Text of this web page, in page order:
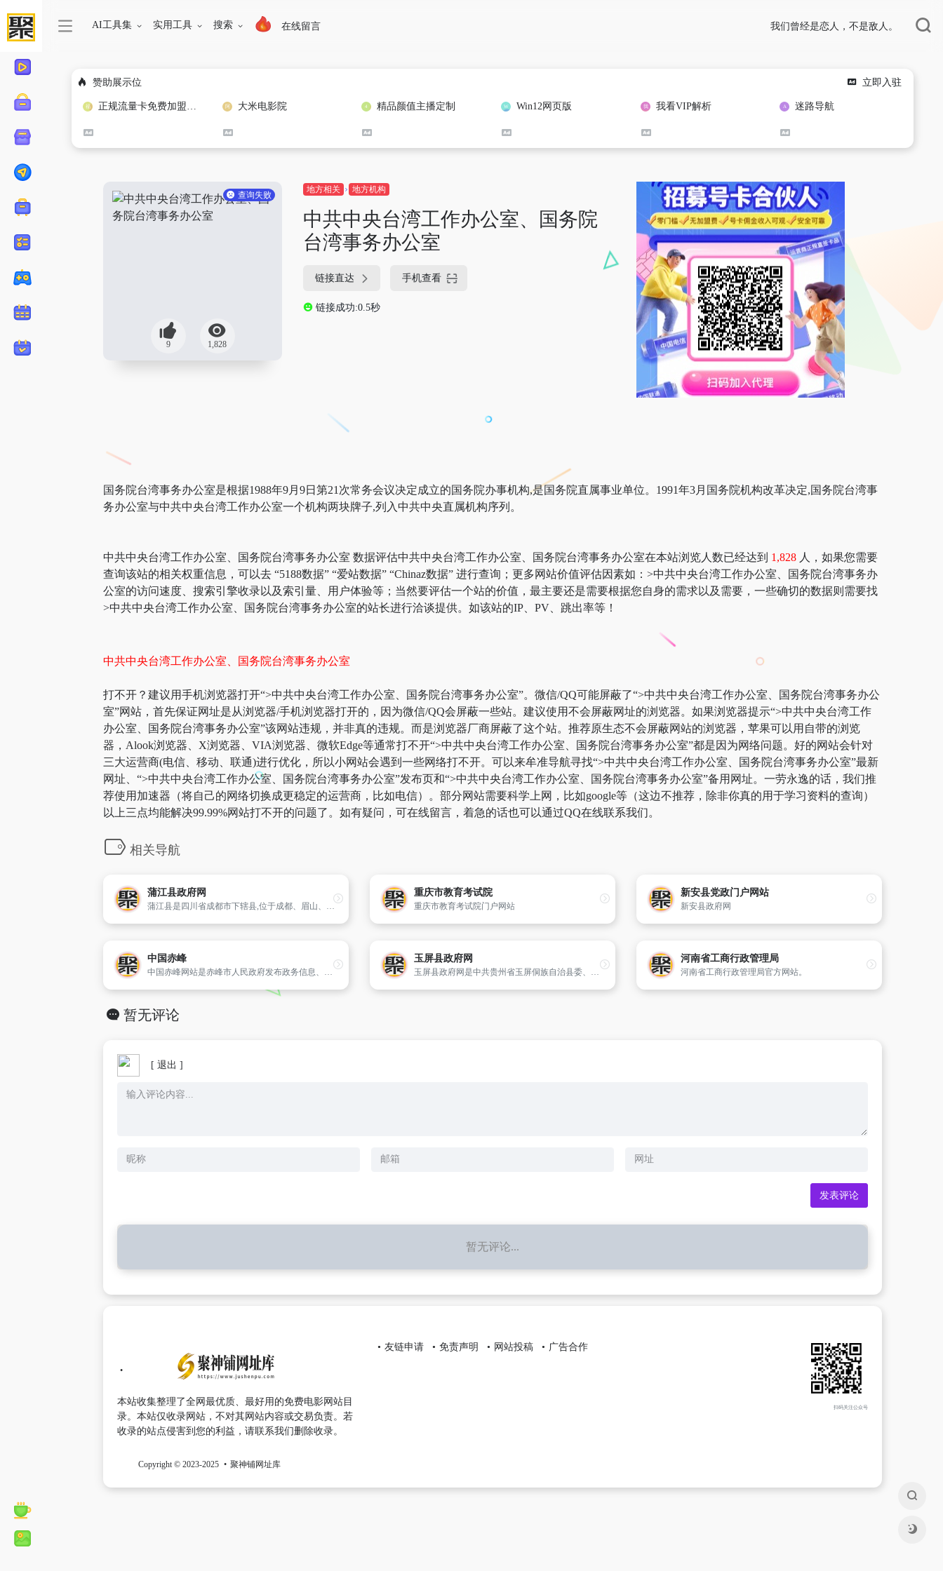
AI工具集 实用工具 搜索 在线留言 我们曾经是恋人，不是敌人。
赞助展示位 立即入驻
正规流量卡免费加盟合作 大米电影院 精品颜值主播定制 Win12网页版 我看VIP解析 迷路导航
查询失败
9 1,828
地方相关 地方机构
中共中央台湾工作办公室、国务院
台湾事务办公室
链接直达 手机查看
链接成功:0.5秒
国务院台湾事务办公室是根据1988年9月9日第21次常务会议决定成立的国务院办事机构,是国务院直属事业单位。1991年3月国务院机构改革决定,国务院台湾事
务办公室与中共中央台湾工作办公室一个机构两块牌子,列入中共中央直属机构序列。
中共中央台湾工作办公室、国务院台湾事务办公室 数据评估中共中央台湾工作办公室、国务院台湾事务办公室在本站浏览人数已经达到 1,828 人，如果您需要
查询该站的相关权重信息，可以去 “5188数据” “爱站数据” “Chinaz数据” 进行查询；更多网站价值评估因素如：>中共中央台湾工作办公室、国务院台湾事务办
公室的访问速度、搜索引擎收录以及索引量、用户体验等；当然要评估一个站的价值，最主要还是需要根据您自身的需求以及需要，一些确切的数据则需要找
>中共中央台湾工作办公室、国务院台湾事务办公室的站长进行洽谈提供。如该站的IP、PV、跳出率等！
中共中央台湾工作办公室、国务院台湾事务办公室
打不开？建议用手机浏览器打开“>中共中央台湾工作办公室、国务院台湾事务办公室”。微信/QQ可能屏蔽了“>中共中央台湾工作办公室、国务院台湾事务办公
室”网站，首先保证网址是从浏览器/手机浏览器打开的，因为微信/QQ会屏蔽一些站。建议使用不会屏蔽网址的浏览器。如果浏览器提示“>中共中央台湾工作
办公室、国务院台湾事务办公室”该网站违规，并非真的违规。而是浏览器厂商屏蔽了这个站。推荐原生态不会屏蔽网站的浏览器，苹果可以用自带的浏览
器，Alook浏览器、X浏览器、VIA浏览器、微软Edge等通常打不开“>中共中央台湾工作办公室、国务院台湾事务办公室”都是因为网络问题。好的网站会针对
三大运营商(电信、移动、联通)进行优化，所以小网站会遇到一些网络打不开。可以来牟准导航寻找“>中共中央台湾工作办公室、国务院台湾事务办公室”最新
网址、“>中共中央台湾工作办公室、国务院台湾事务办公室”发布页和“>中共中央台湾工作办公室、国务院台湾事务办公室”备用网址。一劳永逸的话，我们推
荐使用加速器（将自己的网络切换成更稳定的运营商，比如电信）。部分网站需要科学上网，比如google等（这边不推荐，除非你真的用于学习资料的查询）
以上三点均能解决99.99%网站打不开的问题了。如有疑问，可在线留言，着急的话也可以通过QQ在线联系我们。
相关导航
蒲江县政府网
蒲江县是四川省成都市下辖县,位于成都、眉山、雅安三市交汇处,毗邻天府新区,属成都“半小时经济圈”,是“进藏入滇”的咽喉要道,交通便利。全县幅员面积583平方公里,辖8镇4乡。
重庆市教育考试院
重庆市教育考试院门户网站
新安县党政门户网站
新安县政府网
中国赤峰
中国赤峰网站是赤峰市人民政府发布政务信息、提供在线服务、与公众互动交流,对外介绍赤峰的一个重要平台。
玉屏县政府网
玉屏县政府网是中共贵州省玉屏侗族自治县委、县政府在互联网上统一建立的网站群,包括玉屏公众信息网站和各子站,由中共玉屏县委、县政府主办,县政府信息管理中心负责日常维护,旨在统一、规范地宣传玉屏形象,落实“政务公开,加强行政监督”的原则,建立网络信访机制,向人民群众提供公益性服务信息,推动电子
河南省工商行政管理局
河南省工商行政管理局官方网站。
暂无评论
[ 退出 ]
暂无评论...
本站收集整理了全网最优质、最好用的免费电影网站目
录。本站仅收录网站，不对其网站内容或交易负责。若
收录的站点侵害到您的利益，请联系我们删除收录。
友链申请 免责声明 网站投稿 广告合作
扫码关注公众号
Copyright © 2023-2025 聚神铺网址库